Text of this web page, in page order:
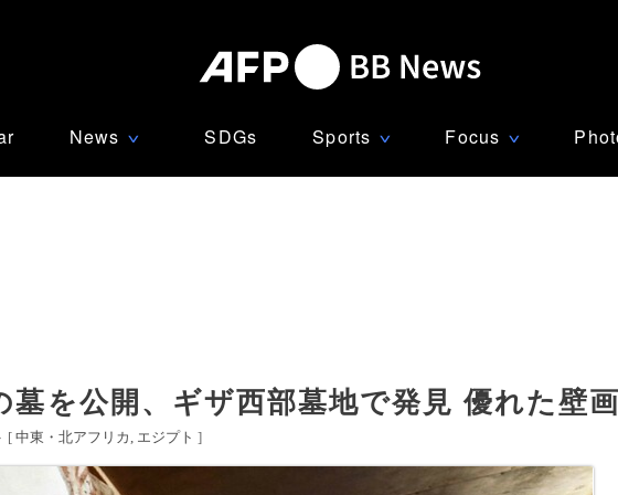
News ∨ SDGs Sports ∨ Focus ∨
墓を公開、ギザ西部墓地で発見 優れた壁画
[ 中東・北アフリカ エジプト ]